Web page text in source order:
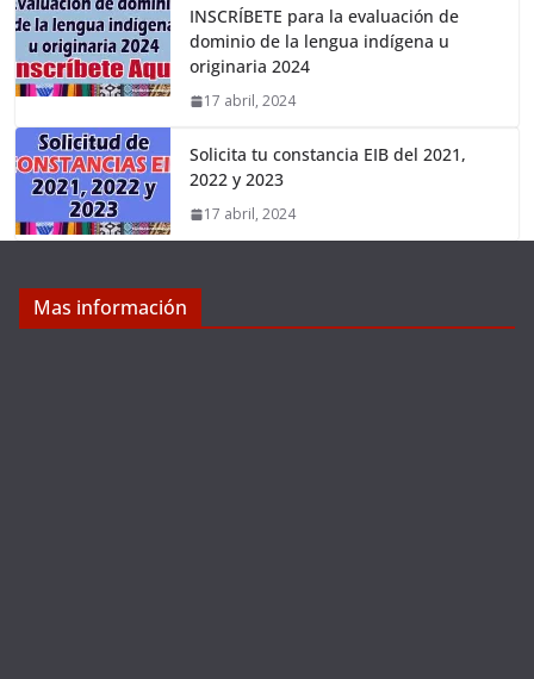
INSCRÍBETE para la evaluación de
dominio de la lengua indígena u
originaria 2024
17 abril, 2024
Solicita tu constancia EIB del 2021,
2022 y 2023
17 abril, 2024
Mas información